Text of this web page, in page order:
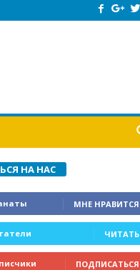
НА НАС
МНЕ НРАВИТСЯ
ЧИТАТЬ
ПОДПИСАТЬСЯ